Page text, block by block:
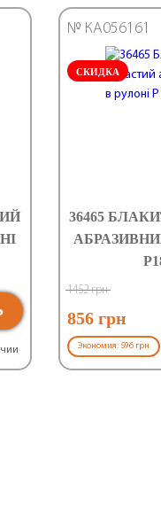
СКИДКА
№ КА056161
36465
1452 грн
856 грн
Экономия: 596 грн